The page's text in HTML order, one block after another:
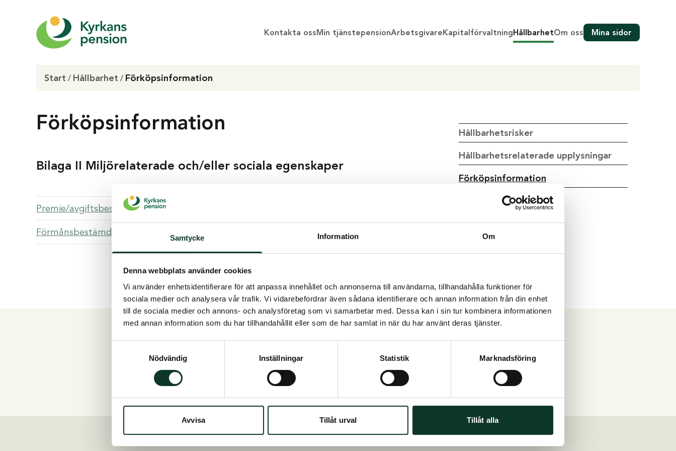
Samtycke Information Om
Denna webbplats använder cookies
Vi använder enhetsidentifierare för att anpassa innehållet och annonserna till användarna, tillhandahålla funktioner för
sociala medier och analysera vår trafik. Vi vidarebefordrar även sådana identifierare och annan information från din enhet
till de sociala medier och annons- och analysföretag som vi samarbetar med. Dessa kan i sin tur kombinera informationen
med annan information som du har tillhandahållit eller som de har samlat in när du har använt deras tjänster.
Nödvändig
Inställningar Statistik Marknadsföring
Avvisa Tillåt urval Tillåt alla
Kontakta ossMin tjänstepensionArbetsgivareKapitalförvaltningHållbarhetOm oss Mina sidor
Start / Hållbarhet / Förköpsinformation
Förköpsinformation
Bilaga II Miljörelaterade och/eller sociala egenskaper
Premie/avgiftsbestämd tjänstepension
Förmånsbestämd tjänstepension
Premie/avgiftsbestämd tjänstepension Ladda hem PDF
Hållbarhetsrisker
Hållbarhetsrelaterade upplysningar
Förköpsinformation
Vanliga frågor och svar
Hitta svaret själv
Skicka meddelande
Vi svarar på era frågor